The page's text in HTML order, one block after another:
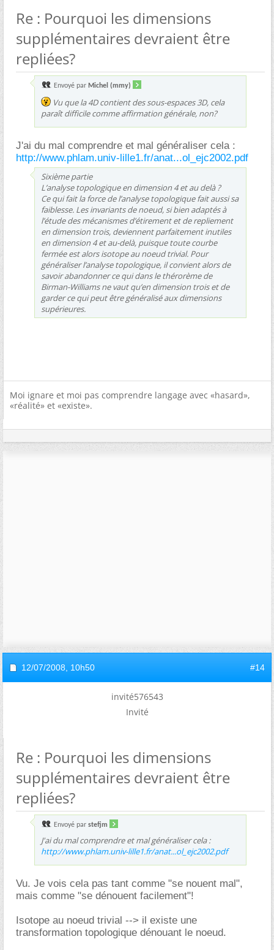
Re : Pourquoi les dimensions
supplémentaires devraient être
repliées?
Envoyé par Michel (mmy)
Vu que la 4D contient des sous-espaces 3D, cela
paraît difficile comme affirmation générale, non?
J'ai du mal comprendre et mal généraliser cela :
http://www.phlam.univ-lille1.fr/anat...ol_ejc2002.pdf
Sixième partie
L’analyse topologique en dimension 4 et au delà ?
Ce qui fait la force de l’analyse topologique fait aussi sa
faiblesse. Les invariants de noeud, si bien adaptés à
l’étude des mécanismes d’étirement et de repliement
en dimension trois, deviennent parfaitement inutiles
en dimension 4 et au-delà, puisque toute courbe
fermée est alors isotope au noeud trivial. Pour
généraliser l’analyse topologique, il convient alors de
savoir abandonner ce qui dans le thérorème de
Birman-Williams ne vaut qu’en dimension trois et de
garder ce qui peut être généralisé aux dimensions
supérieures.
Moi ignare et moi pas comprendre langage avec «hasard»,
«réalité» et «existe».
12/07/2008, 10h50 #14
invité576543
Invité
Re : Pourquoi les dimensions
supplémentaires devraient être
repliées?
Envoyé par stefjm
J'ai du mal comprendre et mal généraliser cela :
http://www.phlam.univ-lille1.fr/anat...ol_ejc2002.pdf
Vu. Je vois cela pas tant comme "se nouent mal",
mais comme "se dénouent facilement"!
Isotope au noeud trivial --> il existe une
transformation topologique dénouant le noeud.